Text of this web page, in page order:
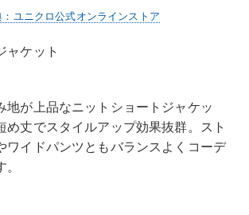
：ユニクロ公式オンラインストア
ャケット
地が上品なニットショートジャケッ
め丈でスタイルアップ効果抜群。スト
ワイドパンツともバランスよくコーデ